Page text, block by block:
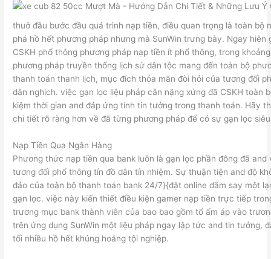
thuở đầu bước đầu quá trình nạp tiền, điều quan trọng là toàn bộ
phá hồ hết phương pháp nhưng mà SunWin trưng bày. Ngay hiên
CSKH phổ thông phương pháp nạp tiền ít phổ thông, trong
phương pháp truyền thống lịch sử dân tộc mang đến toàn bộ
thanh toán thanh lịch, mục đích thỏa mãn đòi hỏi của tương đối
dân nghịch. việc gạn lọc liệu pháp cân nặng xứng đã CSKH toàn
kiệm thời gian and đáp ứng tính tin tưởng trong thanh toán. Hãy
chi tiết rõ ràng hơn về đã từng phương pháp để có sự gạn lọc
Nạp Tiền Qua Ngân Hàng
Phương thức nạp tiền qua bank luôn là gạn lọc phần đông đã and
tương đối phổ thông tín đồ dân tín nhiệm. Sự thuận tiện and độ
đảo của toàn bộ thanh toán bank 24/7}{đặt online đắm say một
gạn lọc. việc này kiến thiết điều kiện gamer nạp tiền trực tiếp
trương mục bank thành viên của bao bao gồm tổ ấm áp vào
trên ứng dụng SunWin một liệu pháp ngay lập tức and tin tưởng,
tối nhiều hồ hết khủng hoảng tội nghiệp.